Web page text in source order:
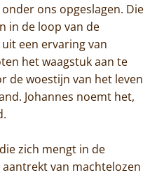
ons opgeslagen. Die
in de loop van de
een ervaring van
het waagstuk aan te
de woestijn van het leven
Johannes noemt het,
zich mengt in de
van machtelozen